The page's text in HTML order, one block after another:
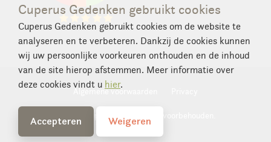
Algemene voorwaarden
© 2026 Cuperus. Alle rechten voorbehouden.
Cuperus Gedenken gebruikt cookies
Cuperus Gedenken gebruikt cookies om de website te
analyseren en te verbeteren. Dankzij de cookies kunnen
wij uw persoonlijke voorkeuren onthouden en de inhoud
van de site hierop afstemmen. Meer informatie over
deze cookies vindt u hier.
Accepteren Weigeren